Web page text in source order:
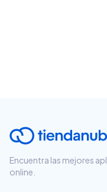
Encuentra las mejores
online.